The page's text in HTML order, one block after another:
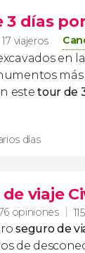
3 días
17 viajeros
en
estetour de
días
viaje
opiniones
seguro de
de